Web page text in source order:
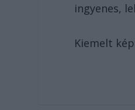
ingyenes,
Kiemelt